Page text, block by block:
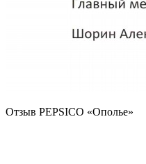
Отзыв PEPSICO «Ополье»